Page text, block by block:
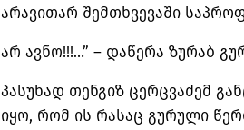
არავითარ შემთხვევაში
არ ავნო!!!…” – დაწერა ზურაბ
პასუხად თენგიზ ცერცვაძემ
იყო, რომ ის რასაც გურული